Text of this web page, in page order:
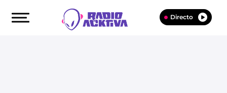
Directo